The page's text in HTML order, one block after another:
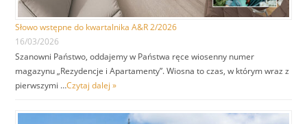
Słowo wstępne do kwartalnika A&R 2/2026
16/03/2026
Szanowni Państwo, oddajemy w Państwa ręce wiosenny numer
magazynu „Rezydencje i Apartamenty”. Wiosna to czas, w którym wraz z
pierwszymi …Czytaj dalej »